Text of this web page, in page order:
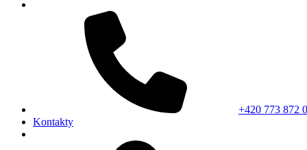
+420 773 872
Kontakty